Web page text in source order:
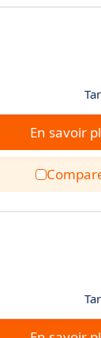
En savoir